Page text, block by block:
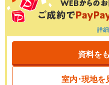
詳
資料を
室内･現地を